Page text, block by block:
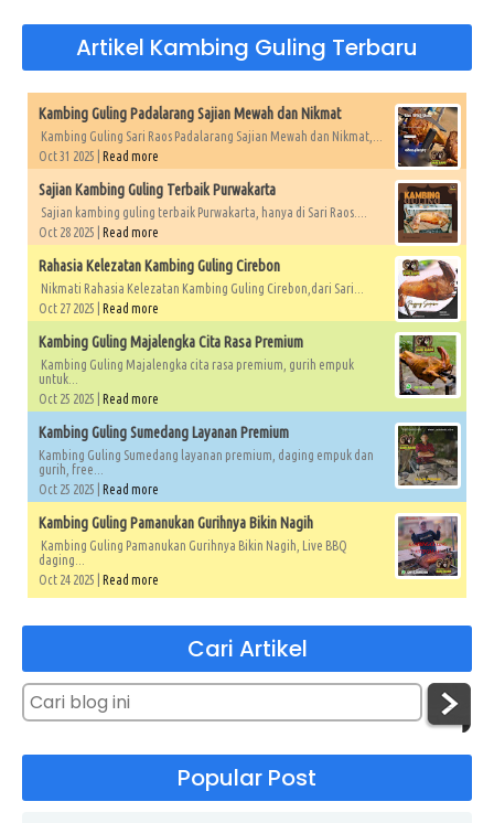
Artikel Kambing Guling Terbaru
Kambing Guling Padalarang Sajian Mewah dan Nikmat
Kambing Guling Sari Raos Padalarang Sajian Mewah dan Nikmat,...
Oct 31 2025 | Read more
Sajian Kambing Guling Terbaik Purwakarta
Sajian kambing guling terbaik Purwakarta, hanya di Sari Raos....
Oct 28 2025 | Read more
Rahasia Kelezatan Kambing Guling Cirebon
Nikmati Rahasia Kelezatan Kambing Guling Cirebon,dari Sari...
Oct 27 2025 | Read more
Kambing Guling Majalengka Cita Rasa Premium
Kambing Guling Majalengka cita rasa premium, gurih empuk
untuk...
Oct 25 2025 | Read more
Kambing Guling Sumedang Layanan Premium
Kambing Guling Sumedang layanan premium, daging empuk dan
gurih, free...
Oct 25 2025 | Read more
Kambing Guling Pamanukan Gurihnya Bikin Nagih
Kambing Guling Pamanukan Gurihnya Bikin Nagih, Live BBQ
daging...
Oct 24 2025 | Read more
Cari Artikel
Popular Post